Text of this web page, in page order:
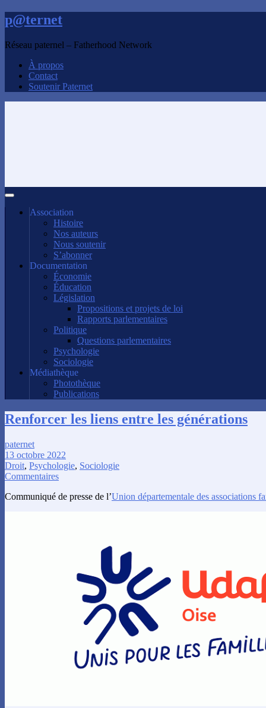
p@ternet
Réseau paternel – Fatherhood Network
À propos
Contact
Soutenir Paternet
Association
Histoire
Nos auteurs
Nous soutenir
S’abonner
Documentation
Économie
Éducation
Législation
Propositions et projets de loi
Rapports parlementaires
Politique
Questions parlementaires
Psychologie
Sociologie
Médiathèque
Photothèque
Publications
Renforcer les liens entre les générations
paternet
13 octobre 2022
Droit, Psychologie, Sociologie
Commentaires
Communiqué de presse de l’Union départementale des associations